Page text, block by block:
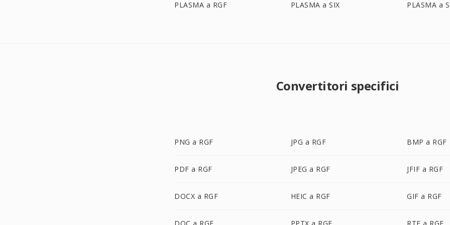
PLASMA a RGF PLASMA a SIX PLASMA a
Convertitori specifici
PNG a RGF JPG a RGF BMP a RGF
PDF a RGF JPEG a RGF JFIF a RGF
DOCX a RGF HEIC a RGF GIF a RGF